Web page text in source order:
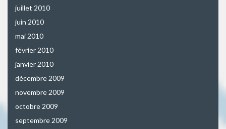
juillet 2010
juin 2010
mai 2010
février 2010
janvier 2010
décembre 2009
novembre 2009
octobre 2009
septembre 2009